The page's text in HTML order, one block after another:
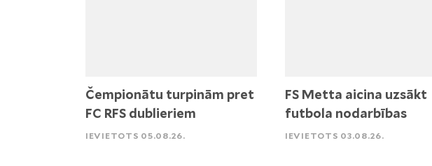
Čempionātu turpinām pret
FC RFS dublieriem
IEVIETOTS 05.08.26.
FS Metta aicina uzsākt
futbola nodarbības
IEVIETOTS 03.08.26.